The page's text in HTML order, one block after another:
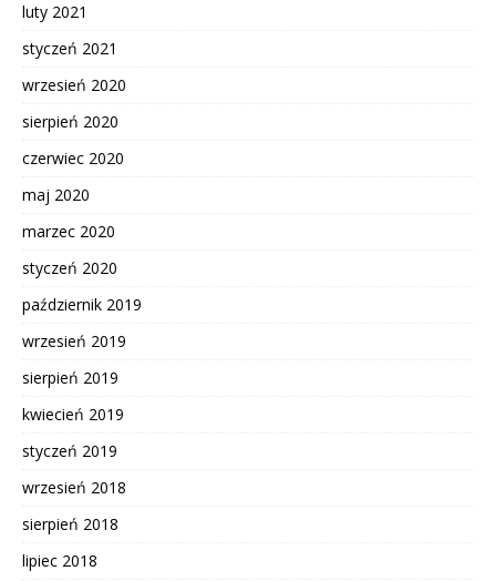
luty 2021
styczeń 2021
wrzesień 2020
sierpień 2020
czerwiec 2020
maj 2020
marzec 2020
styczeń 2020
październik 2019
wrzesień 2019
sierpień 2019
kwiecień 2019
styczeń 2019
wrzesień 2018
sierpień 2018
lipiec 2018